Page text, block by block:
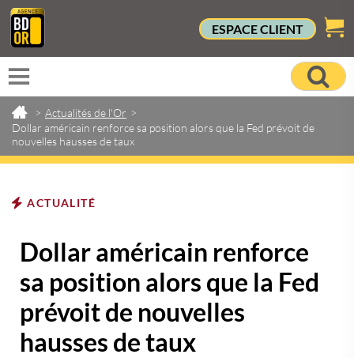
ESPACE CLIENT
> Actualités de l'Or >
Dollar américain renforce sa position alors que la Fed prévoit de
nouvelles hausses de taux
ACTUALITÉ
Dollar américain renforce
sa position alors que la Fed
prévoit de nouvelles
hausses de taux